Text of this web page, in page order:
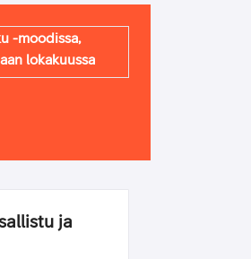
-moodissa,
lokakuussa
ja